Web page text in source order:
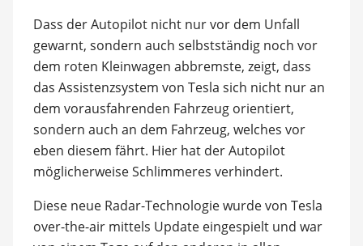
Dass der Autopilot nicht nur vor dem Unfall
gewarnt, sondern auch selbstständig noch vor
dem roten Kleinwagen abbremste, zeigt, dass
das Assistenzsystem von Tesla sich nicht nur an
dem vorausfahrenden Fahrzeug orientiert,
sondern auch an dem Fahrzeug, welches vor
eben diesem fährt. Hier hat der Autopilot
möglicherweise Schlimmeres verhindert.
Diese neue Radar-Technologie wurde von Tesla
over-the-air mittels Update eingespielt und war